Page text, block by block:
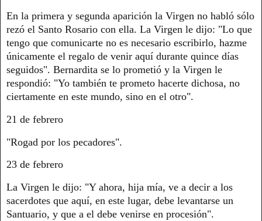
En la primera y segunda aparición la Virgen no habló sólo
rezó el Santo Rosario con ella. La Virgen le dijo: "Lo que
tengo que comunicarte no es necesario escribirlo, hazme
únicamente el regalo de venir aquí durante quince días
seguidos". Bernardita se lo prometió y la Virgen le
respondió: "Yo también te prometo hacerte dichosa, no
ciertamente en este mundo, sino en el otro".
21 de febrero
"Rogad por los pecadores".
23 de febrero
La Virgen le dijo: "Y ahora, hija mía, ve a decir a los
sacerdotes que aquí, en este lugar, debe levantarse un
Santuario, y que a el debe venirse en procesión".